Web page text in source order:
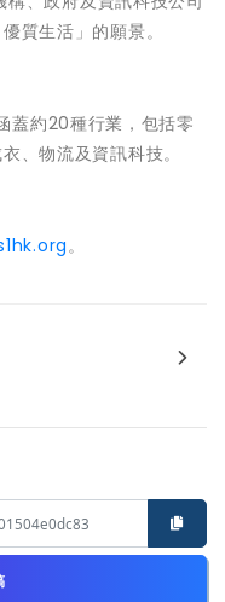
質生活」的願景。
蓋約20種行業，包括零
、物流及資訊科技。
。